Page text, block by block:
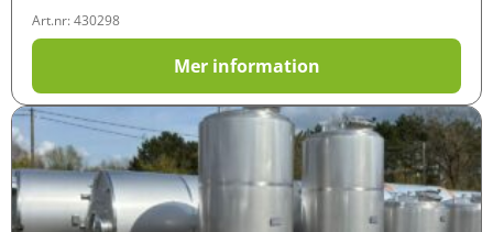
Art.nr: 430298
Mer information